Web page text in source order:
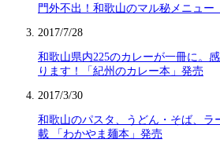
門外不出！和歌山のマル秘メニュー
2017/7/28
和歌山県内225のカレーが一冊に。
ります！「紀州のカレー本」発売
2017/3/30
和歌山のパスタ、うどん・そば、ラ
載 「わかやま麺本」発売